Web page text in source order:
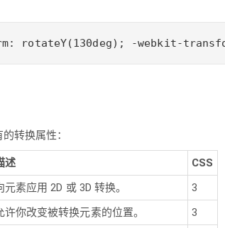
rotateY(130deg); -webkit-
转换属性：
述
CSS
元素应用 2D 或 3D 转换。
3
许你改变被转换元素的位置。
3